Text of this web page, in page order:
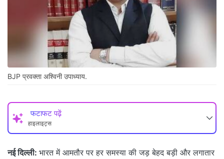
BJP प्रवक्ता अश्विनी उपाध्याय.
फटाफट पढ़ें
हाइलाइट्स
नई दिल्ली: भारत में आमतौर पर हर समस्या की जड़ बेहद बड़ी और लगातार